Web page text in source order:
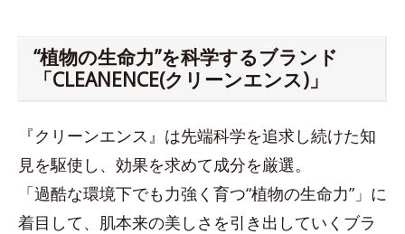
“植物の生命力”を科学するブランド
「CLEANENCE(クリーンエンス)」
『クリーンエンス』は先端科学を追求し続けた知
見を駆使し、効果を求めて成分を厳選。
「過酷な環境下でも力強く育つ“植物の生命力”」に
着目して、肌本来の美しさを引き出していくブラ